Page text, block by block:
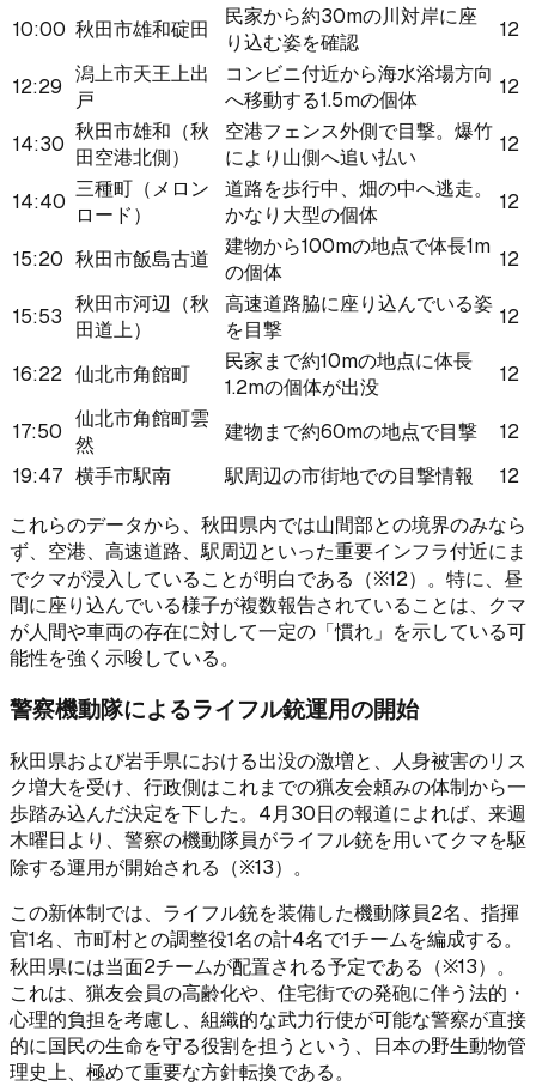
10:00 秋田市雄和碇田
民家から約30mの川対岸に座
り込む姿を確認
12
12:29
潟上市天王上出
戸
コンビニ付近から海水浴場方向
へ移動する1.5mの個体
12
14:30
秋田市雄和（秋
田空港北側）
空港フェンス外側で目撃。爆竹
により山側へ追い払い
12
14:40
三種町（メロン
ロード）
道路を歩行中、畑の中へ逃走。
かなり大型の個体
12
15:20 秋田市飯島古道
建物から100mの地点で体長1m
の個体
12
15:53
秋田市河辺（秋
田道上）
高速道路脇に座り込んでいる姿
を目撃
12
16:22 仙北市角館町
民家まで約10mの地点に体長
1.2mの個体が出没
12
17:50
仙北市角館町雲
然
建物まで約60mの地点で目撃
12
19:47 横手市駅南 駅周辺の市街地での目撃情報
12
これらのデータから、秋田県内では山間部との境界のみなら
ず、空港、高速道路、駅周辺といった重要インフラ付近にま
でクマが浸入していることが明白である（※12）。特に、昼
間に座り込んでいる様子が複数報告されていることは、クマ
が人間や車両の存在に対して一定の「慣れ」を示している可
能性を強く示唆している。
警察機動隊によるライフル銃運用の開始
秋田県および岩手県における出没の激増と、人身被害のリス
ク増大を受け、行政側はこれまでの猟友会頼みの体制から一
歩踏み込んだ決定を下した。4月30日の報道によれば、来週
木曜日より、警察の機動隊員がライフル銃を用いてクマを駆
除する運用が開始される（※13）。
この新体制では、ライフル銃を装備した機動隊員2名、指揮
官1名、市町村との調整役1名の計4名で1チームを編成する。
秋田県には当面2チームが配置される予定である（※13）。
これは、猟友会員の高齢化や、住宅街での発砲に伴う法的・
心理的負担を考慮し、組織的な武力行使が可能な警察が直接
的に国民の生命を守る役割を担うという、日本の野生動物管
理史上、極めて重要な方針転換である。